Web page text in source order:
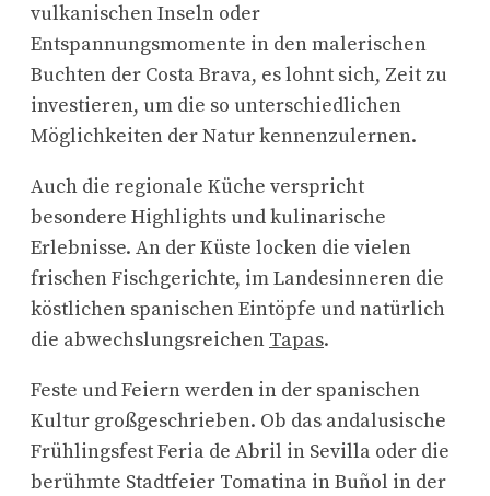
vulkanischen Inseln oder
Entspannungsmomente in den malerischen
Buchten der Costa Brava, es lohnt sich, Zeit zu
investieren, um die so unterschiedlichen
Möglichkeiten der Natur kennenzulernen.
Auch die regionale Küche verspricht
besondere Highlights und kulinarische
Erlebnisse. An der Küste locken die vielen
frischen Fischgerichte, im Landesinneren die
köstlichen spanischen Eintöpfe und natürlich
die abwechslungsreichen Tapas.
Feste und Feiern werden in der spanischen
Kultur großgeschrieben. Ob das andalusische
Frühlingsfest Feria de Abril in Sevilla oder die
berühmte Stadtfeier Tomatina in Buñol in der